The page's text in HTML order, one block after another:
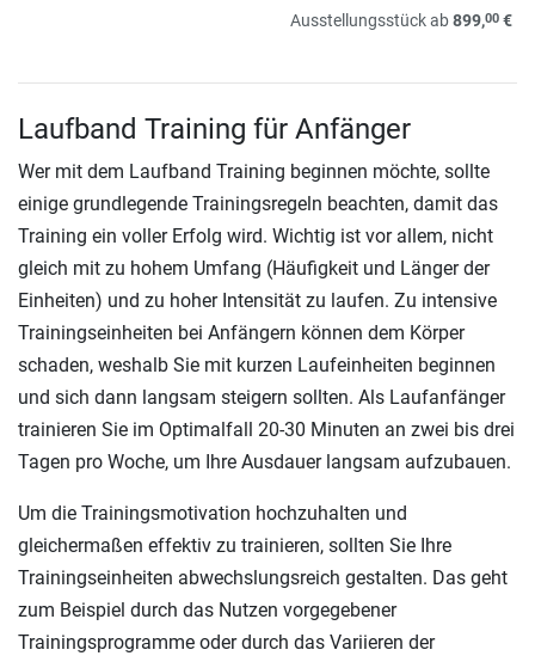
Ausstellungsstück ab899,00 €
Laufband Training für Anfänger
Wer mit dem Laufband Training beginnen möchte, sollte
einige grundlegende Trainingsregeln beachten, damit das
Training ein voller Erfolg wird. Wichtig ist vor allem, nicht
gleich mit zu hohem Umfang (Häufigkeit und Länger der
Einheiten) und zu hoher Intensität zu laufen. Zu intensive
Trainingseinheiten bei Anfängern können dem Körper
schaden, weshalb Sie mit kurzen Laufeinheiten beginnen
und sich dann langsam steigern sollten. Als Laufanfänger
trainieren Sie im Optimalfall 20-30 Minuten an zwei bis drei
Tagen pro Woche, um Ihre Ausdauer langsam aufzubauen.
Um die Trainingsmotivation hochzuhalten und
gleichermaßen effektiv zu trainieren, sollten Sie Ihre
Trainingseinheiten abwechslungsreich gestalten. Das geht
zum Beispiel durch das Nutzen vorgegebener
Trainingsprogramme oder durch das Variieren der